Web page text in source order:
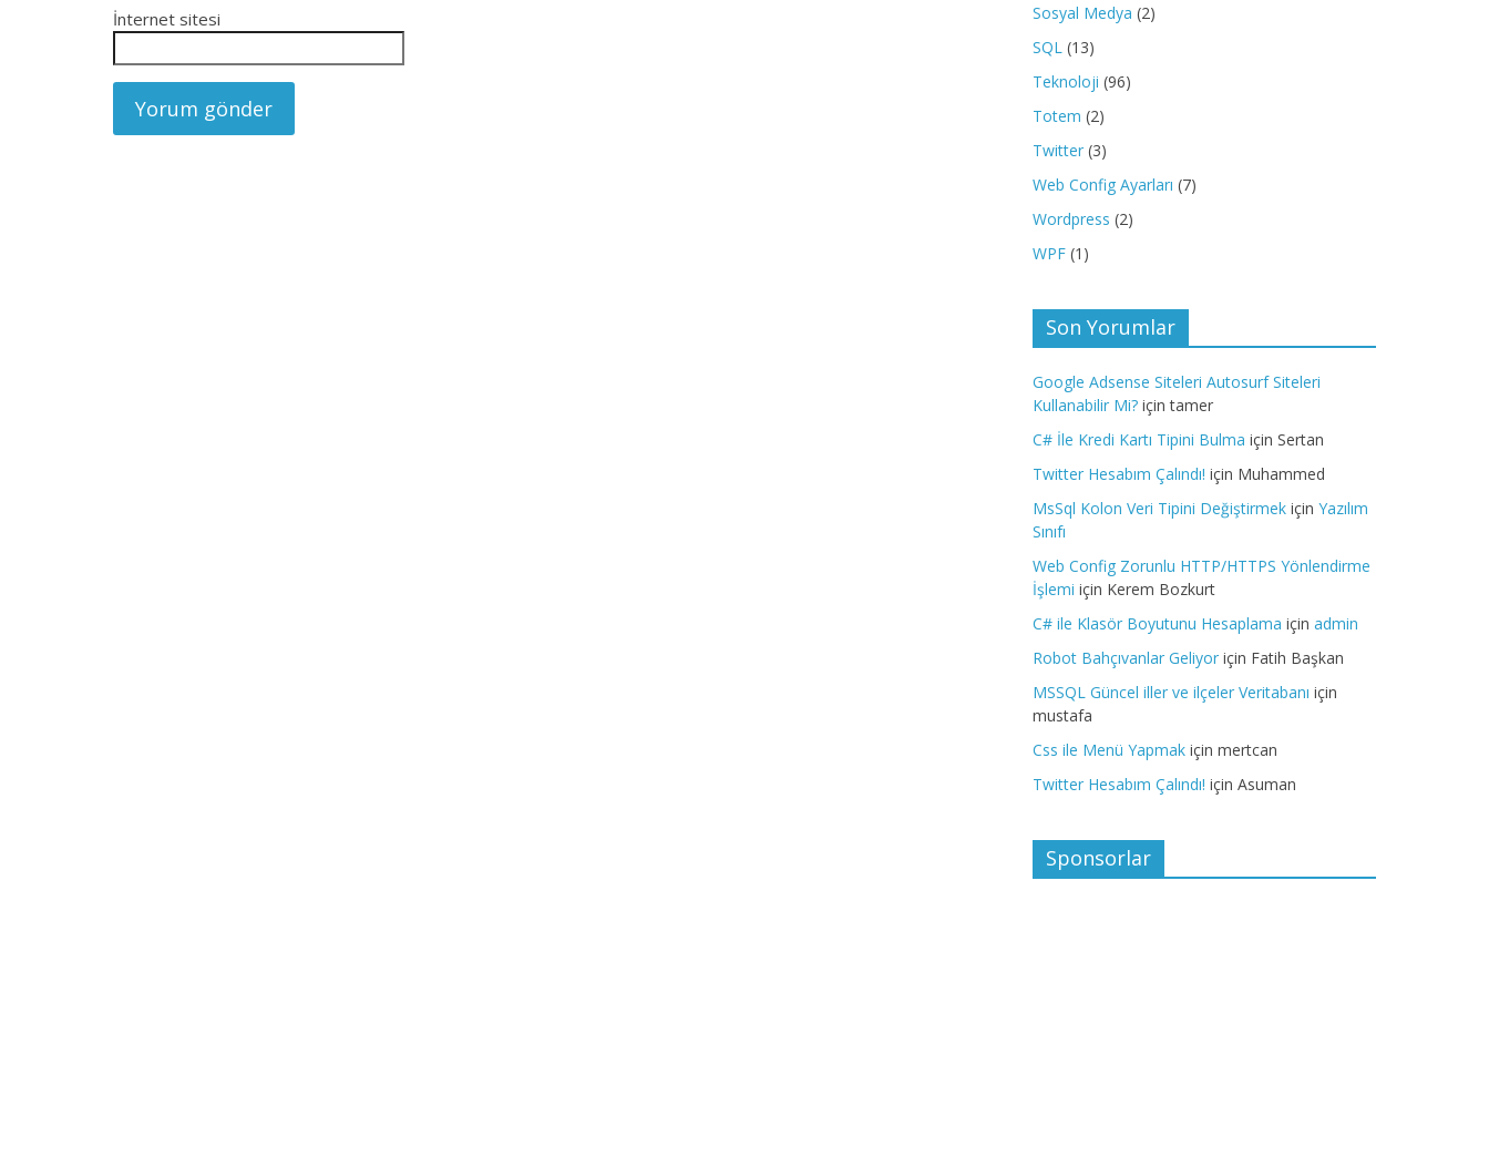
İnternet sitesi
Sosyal Medya (2)
SQL (13)
Teknoloji (96)
Totem (2)
Twitter (3)
Web Config Ayarları (7)
Wordpress (2)
WPF (1)
Son Yorumlar
Google Adsense Siteleri Autosurf Siteleri
Kullanabilir Mi? içintamer
C# İle Kredi Kartı Tipini Bulma için Sertan
Twitter Hesabım Çalındı! için Muhammed
MsSql Kolon Veri Tipini Değiştirmek için Yazılım
Sınıfı
Web Config Zorunlu HTTP/HTTPS Yönlendirme
İşlemi için Kerem Bozkurt
C# ile Klasör Boyutunu Hesaplama için admin
Robot Bahçıvanlar Geliyor için Fatih Başkan
MSSQL Güncel iller ve ilçeler Veritabanı için
mustafa
Css ile Menü Yapmak için mertcan
Twitter Hesabım Çalındı! için Asuman
Sponsorlar